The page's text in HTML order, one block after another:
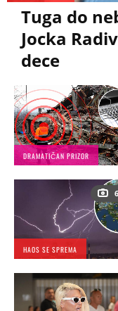
Tuga do
Jocka
dece
DRAMATIČAN PRIZOR
6
HAOS SE SPREMA